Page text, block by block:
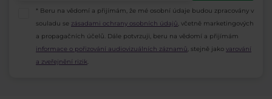
* Beru na vědomí a přijímám, že mé osobní údaje budou zpracovány v
souladu se zásadami ochrany osobních údajů, včetně marketingových
a propagačních účelů. Dále potvrzuji, beru na vědomí a přijímám
informace o pořizování audiovizuálních záznamů, stejně jako varování
a zveřejnění rizik.